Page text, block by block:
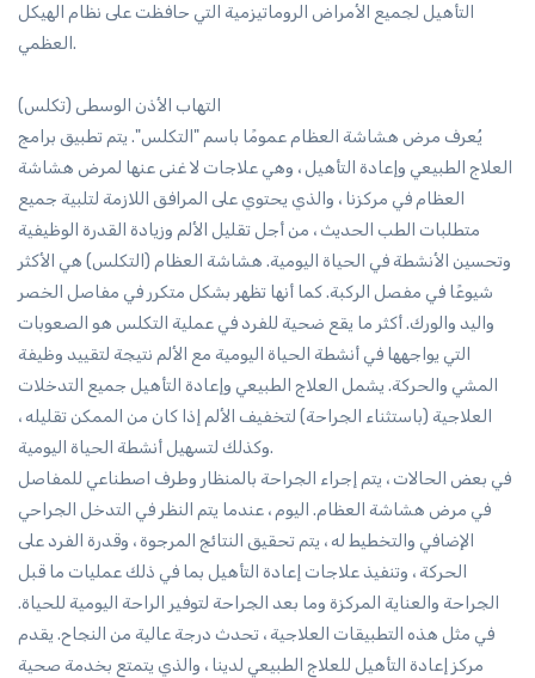
التأهيل لجميع الأمراض الروماتيزمية التي حافظت على نظام الهيكل
العظمي.
التهاب الأذن الوسطى (تكلس)
يُعرف مرض هشاشة العظام عمومًا باسم "التكلس". يتم تطبيق برامج
العلاج الطبيعي وإعادة التأهيل ، وهي علاجات لا غنى عنها لمرض هشاشة
العظام في مركزنا ، والذي يحتوي على المرافق اللازمة لتلبية جميع
متطلبات الطب الحديث ، من أجل تقليل الألم وزيادة القدرة الوظيفية
وتحسين الأنشطة في الحياة اليومية. هشاشة العظام (التكلس) هي الأكثر
شيوعًا في مفصل الركبة. كما أنها تظهر بشكل متكرر في مفاصل الخصر
واليد والورك. أكثر ما يقع ضحية للفرد في عملية التكلس هو الصعوبات
التي يواجهها في أنشطة الحياة اليومية مع الألم نتيجة لتقييد وظيفة
المشي والحركة. يشمل العلاج الطبيعي وإعادة التأهيل جميع التدخلات
العلاجية (باستثناء الجراحة) لتخفيف الألم إذا كان من الممكن تقليله ،
وكذلك لتسهيل أنشطة الحياة اليومية.
في بعض الحالات ، يتم إجراء الجراحة بالمنظار وطرف اصطناعي للمفاصل
في مرض هشاشة العظام. اليوم ، عندما يتم النظر في التدخل الجراحي
الإضافي والتخطيط له ، يتم تحقيق النتائج المرجوة ، وقدرة الفرد على
الحركة ، وتنفيذ علاجات إعادة التأهيل بما في ذلك عمليات ما قبل
الجراحة والعناية المركزة وما بعد الجراحة لتوفير الراحة اليومية للحياة.
في مثل هذه التطبيقات العلاجية ، تحدث درجة عالية من النجاح. يقدم
مركز إعادة التأهيل للعلاج الطبيعي لدينا ، والذي يتمتع بخدمة صحية